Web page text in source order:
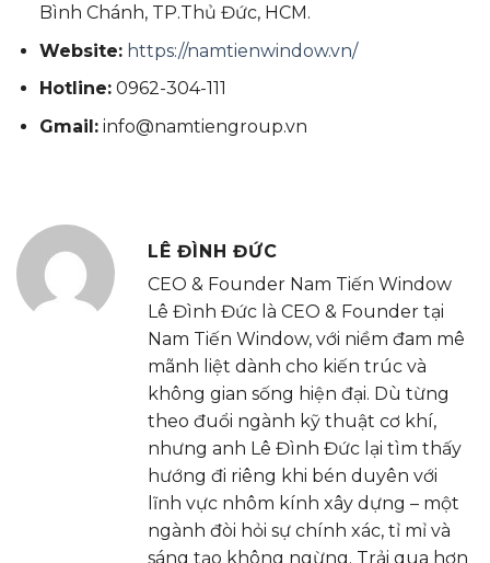
Bình Chánh, TP.Thủ Đức, HCM.
Website: https://namtienwindow.vn/
Hotline:0962-304-111
Gmail:info@namtiengroup.vn
LÊ ĐÌNH ĐỨC
CEO & Founder Nam Tiến Window
Lê Đình Đức là CEO & Founder tại
Nam Tiến Window, với niềm đam mê
mãnh liệt dành cho kiến trúc và
không gian sống hiện đại. Dù từng
theo đuổi ngành kỹ thuật cơ khí,
nhưng anh Lê Đình Đức lại tìm thấy
hướng đi riêng khi bén duyên với
lĩnh vực nhôm kính xây dựng – một
ngành đòi hỏi sự chính xác, tỉ mỉ và
sáng tạo không ngừng. Trải qua hơn